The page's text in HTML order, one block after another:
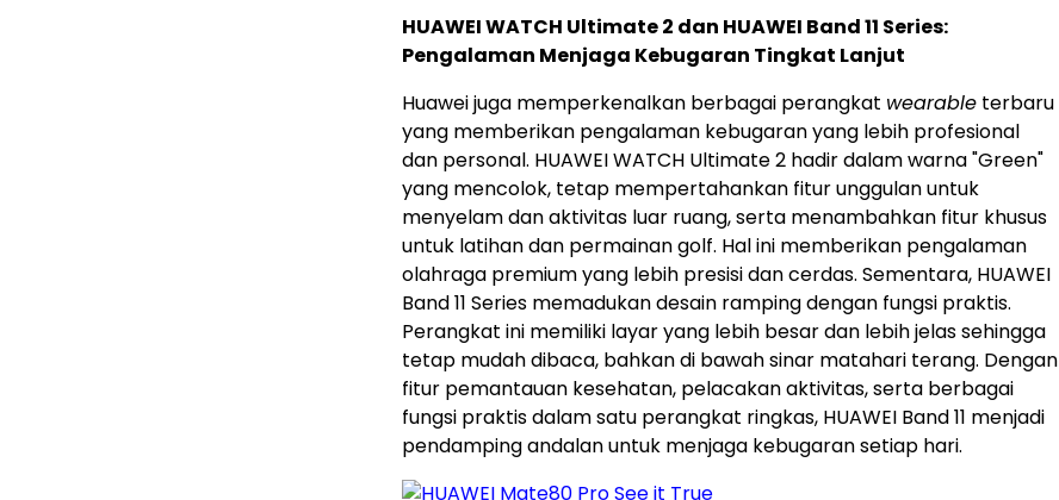
HUAWEI WATCH Ultimate 2 dan HUAWEI Band 11 Series:
Pengalaman Menjaga Kebugaran Tingkat Lanjut
Huawei juga memperkenalkan berbagai perangkat wearable terbaru
yang memberikan pengalaman kebugaran yang lebih profesional
dan personal. HUAWEI WATCH Ultimate 2 hadir dalam warna "Green"
yang mencolok, tetap mempertahankan fitur unggulan untuk
menyelam dan aktivitas luar ruang, serta menambahkan fitur khusus
untuk latihan dan permainan golf. Hal ini memberikan pengalaman
olahraga premium yang lebih presisi dan cerdas. Sementara, HUAWEI
Band 11 Series memadukan desain ramping dengan fungsi praktis.
Perangkat ini memiliki layar yang lebih besar dan lebih jelas sehingga
tetap mudah dibaca, bahkan di bawah sinar matahari terang. Dengan
fitur pemantauan kesehatan, pelacakan aktivitas, serta berbagai
fungsi praktis dalam satu perangkat ringkas, HUAWEI Band 11 menjadi
pendamping andalan untuk menjaga kebugaran setiap hari.